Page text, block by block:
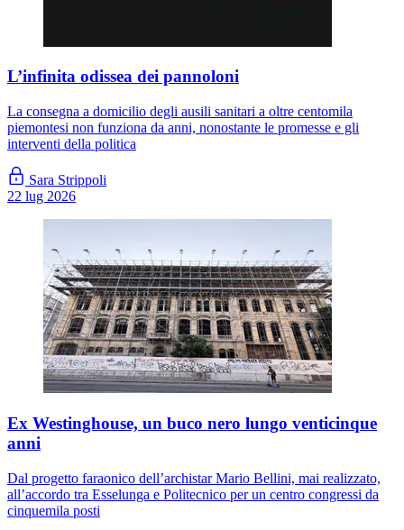
L’infinita odissea dei pannoloni
La consegna a domicilio degli ausili sanitari a oltre centomila
piemontesi non funziona da anni, nonostante le promesse e gli
interventi della politica
Sara Strippoli
22 lug 2026
Ex Westinghouse, un buco nero lungo venticinque
anni
Dal progetto faraonico dell’archistar Mario Bellini, mai realizzato,
all’accordo tra Esselunga e Politecnico per un centro congressi da
cinquemila posti